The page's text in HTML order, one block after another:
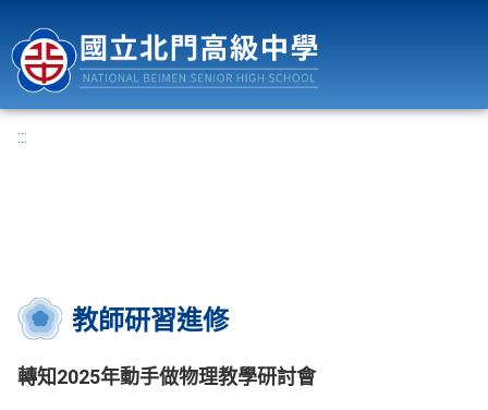
:::
教師研習進修
轉知2025年動手做物理教學研討會